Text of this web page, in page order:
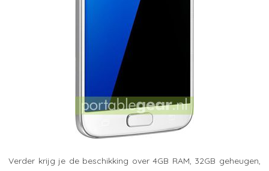
Verder krijg je de beschikking over 4GB RAM, 32GB geheugen,